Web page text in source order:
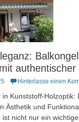
authentischer
Hinterlasse einen
in Kunststoff-Holzoptik:
Ästhetik und
ist nicht nur ein